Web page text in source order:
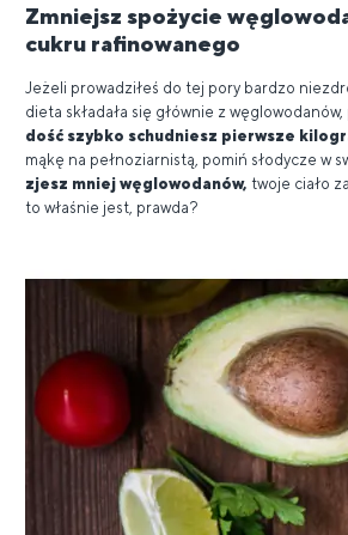
Zmniejsz spożycie
cukru rafinowanego
Jeżeli prowadziłeś do tej pory bardzo
dieta składała się głównie z
dość szybko schudniesz pierwsze
mąkę na pełnoziarnistą, pomiń słodycze w
zjesz mniej węglowodanów, twoje ciało
to właśnie jest, prawda?